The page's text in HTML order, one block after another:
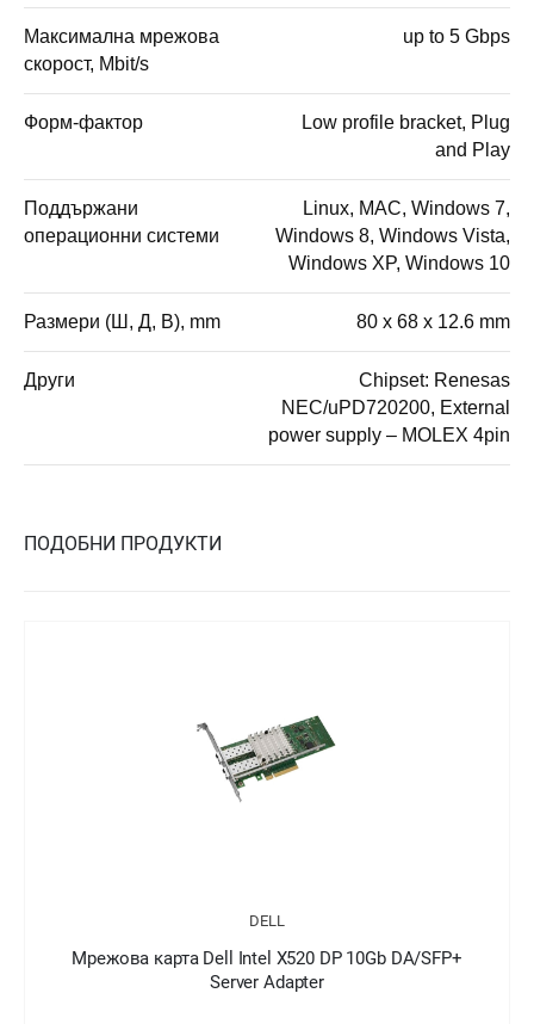
Максимална мрежова
скорост, Mbit/s
up to 5 Gbps
Форм-фактор
Low profile bracket, Plug
and Play
Поддържани
операционни системи
Linux, MAC, Windows 7,
Windows 8, Windows Vista,
Windows XP, Windows 10
Размери (Ш, Д, В), mm 80 x 68 x 12.6 mm
Други
Chipset: Renesas
NEC/uPD720200, External
power supply – MOLEX 4pin
ПОДОБНИ ПРОДУКТИ
DELL
Мрежова карта Dell Intel X520 DP 10Gb DA/SFP+
Server Adapter